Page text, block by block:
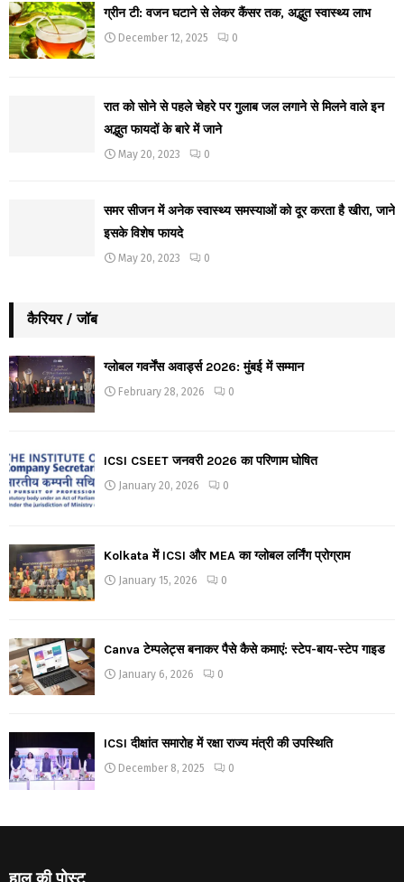
ग्रीन टी: वजन घटाने से लेकर कैंसर तक, अद्भुत स्वास्थ्य लाभ
December 12, 2025 0
रात को सोने से पहले चेहरे पर गुलाब जल लगाने से मिलने वाले इन
अद्भुत फायदों के बारे में जाने
May 20, 2023 0
समर सीजन में अनेक स्वास्थ्य समस्याओं को दूर करता है खीरा, जाने
इसके विशेष फायदे
May 20, 2023 0
कैरियर / जॉब
ग्लोबल गवर्नेंस अवार्ड्स 2026: मुंबई में सम्मान
February 28, 2026 0
ICSI CSEET जनवरी 2026 का परिणाम घोषित
January 20, 2026 0
Kolkata में ICSI और MEA का ग्लोबल लर्निंग प्रोग्राम
January 15, 2026 0
Canva टेम्पलेट्स बनाकर पैसे कैसे कमाएं: स्टेप-बाय-स्टेप गाइड
January 6, 2026 0
ICSI दीक्षांत समारोह में रक्षा राज्य मंत्री की उपस्थिति
December 8, 2025 0